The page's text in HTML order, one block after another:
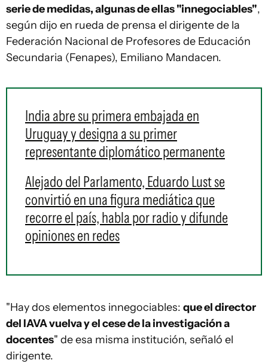
serie de medidas, algunas de ellas "innegociables",
según dijo en rueda de prensa el dirigente de la
Federación Nacional de Profesores de Educación
Secundaria (Fenapes), Emiliano Mandacen.
India abre su primera embajada en
Uruguay y designa a su primer
representante diplomático permanente
Alejado del Parlamento, Eduardo Lust se
convirtió en una figura mediática que
recorre el país, habla por radio y difunde
opiniones en redes
"Hay dos elementos innegociables: que el director
del IAVA vuelva y el cese de la investigación a
docentes" de esa misma institución, señaló el
dirigente.